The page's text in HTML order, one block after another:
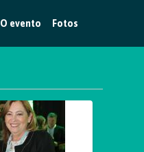
O evento Fotos